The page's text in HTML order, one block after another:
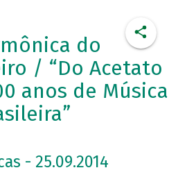
do
/ “Do Acetato
anos de Música
- 25.09.2014